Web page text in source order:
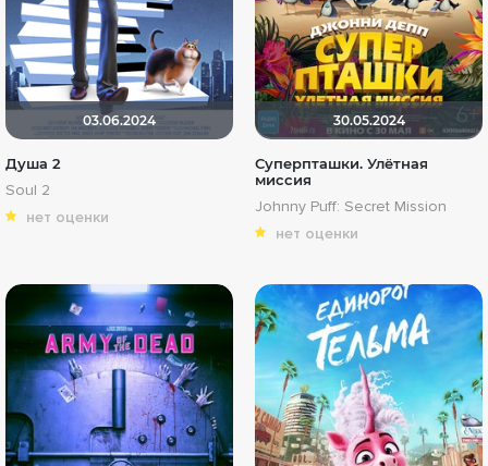
03.06.2024
Душа 2
Soul 2
нет оценки
30.05.2024
Суперпташки. Улётная
миссия
Johnny Puff: Secret Mission
нет оценки